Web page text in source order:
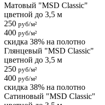
Матовый "MSD Classic"
цветной до 3,5 м
250 руб/м²
400 руб/м²
скидка 38% на полотно
Глянцевый "MSD Classic"
цветной до 3,5 м
250 руб/м²
400 руб/м²
скидка 38% на полотно
Сатиновый "MSD Classic"